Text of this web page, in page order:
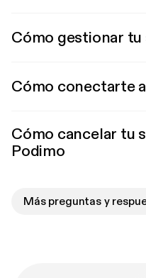
Cómo gestionar
Cómo conectarte
Cómo cancelar tu
Podimo
Más preguntas y